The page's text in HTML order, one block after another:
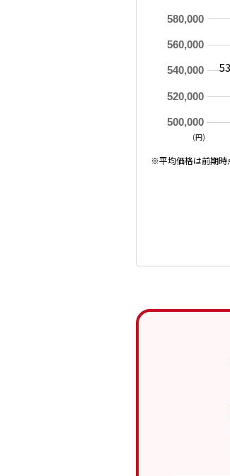
500,000
520,000
540,000
560,000
580,000
(円)
※平均価格は前期時